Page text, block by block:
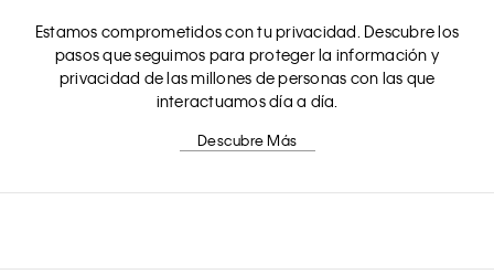
Estamos comprometidos con tu privacidad. Descubre los
pasos que seguimos para proteger la información y
privacidad de las millones de personas con las que
interactuamos día a día.
Descubre Más